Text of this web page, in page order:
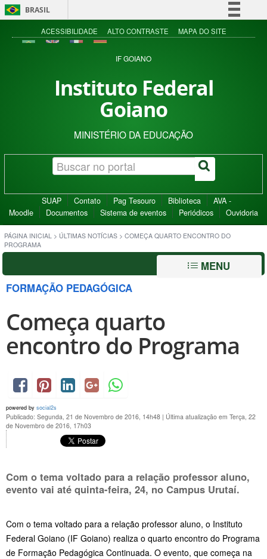
BRASIL
Simplifique!
Acesso à informação
ACESSIBILIDADE ALTO CONTRASTE MAPA DO SITE
IF GOIANO
Instituto Federal
Goiano
MINISTÉRIO DA EDUCAÇÃO
SUAP Contato Pag Tesouro Biblioteca
AVA -
Moodle
Documentos Sistema de eventos Periódicos Ouvidoria
PÁGINA INICIAL > ÚLTIMAS NOTÍCIAS > COMEÇA QUARTO ENCONTRO DO
PROGRAMA
MENU
FORMAÇÃO PEDAGÓGICA
Começa quarto
encontro do Programa
powered by social2s
Publicado: Segunda, 21 de Novembro de 2016, 14h48 | Última atualização em Terça, 22
de Novembro de 2016, 17h03
Com o tema voltado para a relação professor aluno,
evento vai até quinta-feira, 24, no Campus Urutaí.
Com o tema voltado para a relação professor aluno, o Instituto
Federal Goiano (IF Goiano) realiza o quarto encontro do Programa
de Formação Pedagógica Continuada. O evento, que começa na